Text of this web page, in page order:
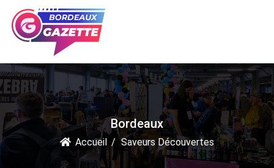
Bordeaux
Accueil Saveurs Découvertes